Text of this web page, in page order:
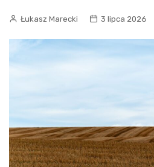
Łukasz Marecki 3 lipca 2026